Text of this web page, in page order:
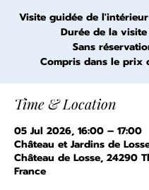
Visite guidée de
Durée de la visite
Sans
Compris dans le prix
Time & Location
05 Jul 2026, 16:00 – 17:00
Château et Jardins de
Château de Losse, 24290
France